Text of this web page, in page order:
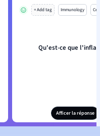
+ Add tag Immunology
Qu'est-ce que
Afficer la réponse